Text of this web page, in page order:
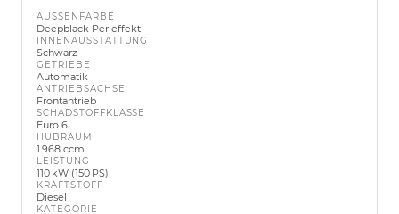
AUSSENFARBE
Deepblack Perleffekt
INNENAUSSTATTUNG
Schwarz
GETRIEBE
Automatik
ANTRIEBSACHSE
Frontantrieb
SCHADSTOFFKLASSE
Euro 6
HUBRAUM
1.968 ccm
LEISTUNG
110 kW (150 PS)
KRAFTSTOFF
Diesel
KATEGORIE